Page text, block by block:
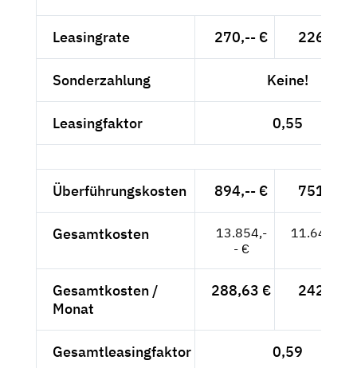
Leasingrate 270,-- € 226,89 €
Sonderzahlung Keine!
Leasingfaktor 0,55
Überführungskosten 894,-- € 751,26 €
Gesamtkosten
13.854,-
- €
11.642,02
Gesamtkosten /
Monat
288,63 € 242,54 €
Gesamtleasingfaktor 0,59